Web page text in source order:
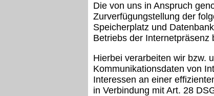
Die von uns in Anspruch
Zurverfügungstellung der
Speicherplatz und
Betriebs der Internetpräsenz
Hierbei verarbeiten wir bzw.
Kommunikationsdaten von
Interessen an einer
in Verbindung mit Art. 28